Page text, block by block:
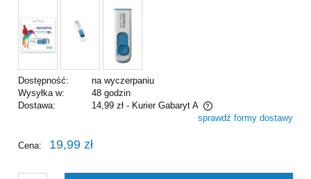
Dostępność:
na wyczerpaniu
Wysyłka w:
48 godzin
Dostawa:
14,99 zł - Kurier Gabaryt A
Cena nie zawiera ewentualnych kosztów płatnościsprawdź formy dostawy
Cena: 19,99 zł